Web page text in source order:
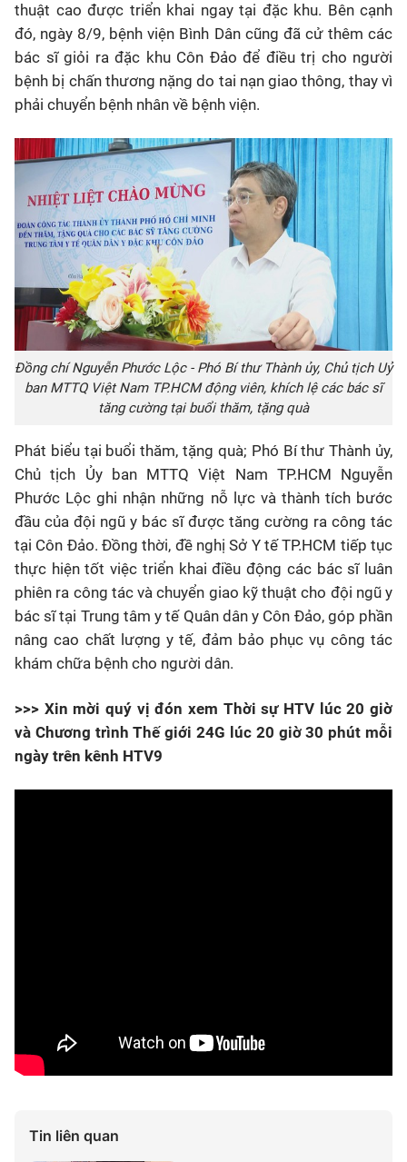
thuật cao được triển khai ngay tại đặc khu. Bên cạnh
đó, ngày 8/9, bệnh viện Bình Dân cũng đã cử thêm các
bác sĩ giỏi ra đặc khu Côn Đảo để điều trị cho người
bệnh bị chấn thương nặng do tai nạn giao thông, thay vì
phải chuyển bệnh nhân về bệnh viện.
Đồng chí Nguyễn Phước Lộc - Phó Bí thư Thành ủy, Chủ tịch Uỷ
ban MTTQ Việt Nam TP.HCM động viên, khích lệ các bác sĩ
tăng cường tại buổi thăm, tặng quà
Phát biểu tại buổi thăm, tặng quà; Phó Bí thư Thành ủy,
Chủ tịch Ủy ban MTTQ Việt Nam TP.HCM Nguyễn
Phước Lộc ghi nhận những nỗ lực và thành tích bước
đầu của đội ngũ y bác sĩ được tăng cường ra công tác
tại Côn Đảo. Đồng thời, đề nghị Sở Y tế TP.HCM tiếp tục
thực hiện tốt việc triển khai điều động các bác sĩ luân
phiên ra công tác và chuyển giao kỹ thuật cho đội ngũ y
bác sĩ tại Trung tâm y tế Quân dân y Côn Đảo, góp phần
nâng cao chất lượng y tế, đảm bảo phục vụ công tác
khám chữa bệnh cho người dân.
>>> Xin mời quý vị đón xem Thời sự HTV lúc 20 giờ
và Chương trình Thế giới 24G lúc 20 giờ 30 phút mỗi
ngày trên kênh HTV9
Tin liên quan